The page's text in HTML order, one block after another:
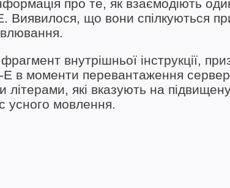
про те, як взаємодіють
Виявилося, що вони спілкуються
внутрішньої інструкції,
в моменти перевантаження
які вказують на
усного мовлення.